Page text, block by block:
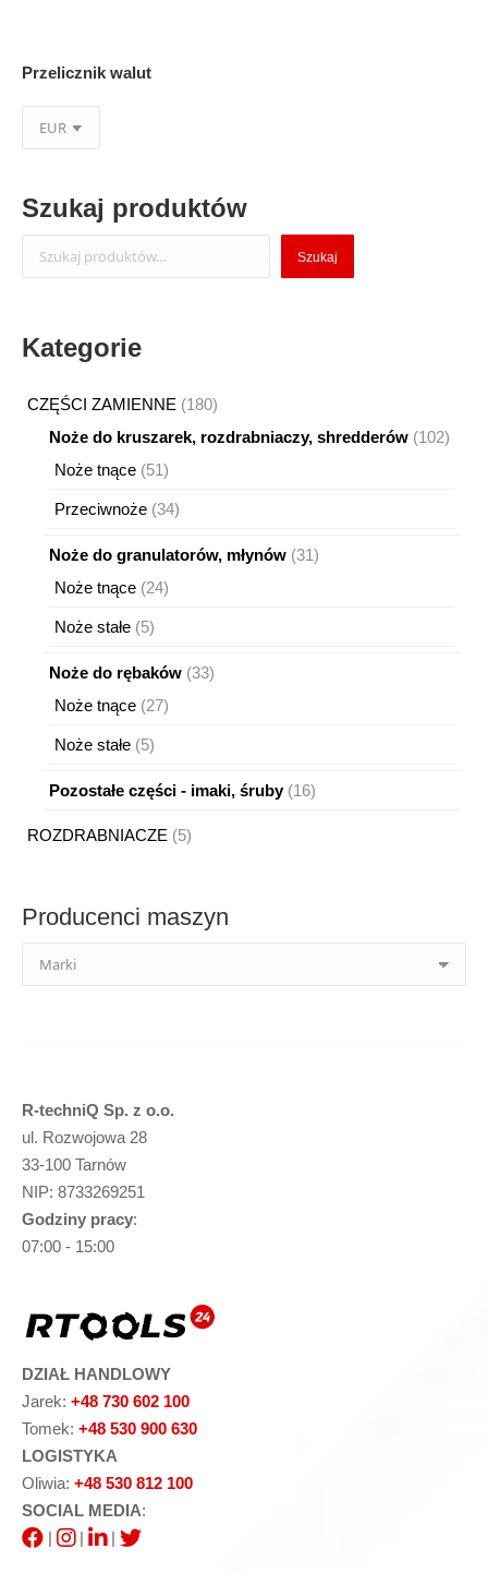
Przelicznik walut
Szukaj produktów
Szukaj
Kategorie
CZĘŚCI ZAMIENNE 180180
produktów
Noże do kruszarek, rozdrabniaczy, shredderów 102102
Noże tnące 5151
Przeciwnoże 3434
Noże do granulatorów, młynów 3131
Noże tnące 2424
Noże stałe 55
Noże do rębaków 3333
Noże tnące 2727
Noże stałe 55
Pozostałe części - imaki, śruby 1616
ROZDRABNIACZE
55
Producenci maszyn
R-techniQ Sp. z o.o.
ul. Rozwojowa 28
33-100 Tarnów
NIP: 8733269251
Godziny pracy:
07:00 - 15:00
DZIAŁ HANDLOWY
Jarek: +48 730 602 100
Tomek: +48 530 900 630
LOGISTYKA
Oliwia: +48 530 812 100
SOCIAL MEDIA:
|
| |